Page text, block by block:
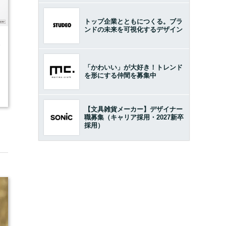
トップ企業とともにつくる。ブラ
ンドの未来を可視化するデザイン
「かわいい」が大好き！トレンド
を形にする仲間を募集中
【文具雑貨メーカー】デザイナー
職募集（キャリア採用・2027新卒
採用）